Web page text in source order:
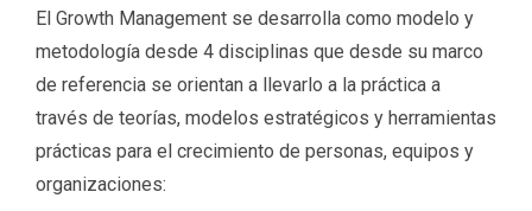
El Growth Management se desarrolla como modelo y
metodología desde 4 disciplinas que desde su marco
de referencia se orientan a llevarlo a la práctica a
través de teorías, modelos estratégicos y herramientas
prácticas para el crecimiento de personas, equipos y
organizaciones: